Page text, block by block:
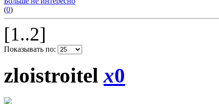
(0)
[1..2]
Показывать по:
zloistroitelx0